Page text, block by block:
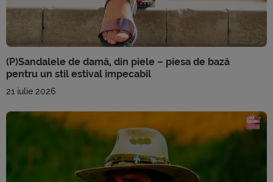
(P)Sandalele de damă, din piele – piesa de bază
pentru un stil estival impecabil
21 iulie 2026